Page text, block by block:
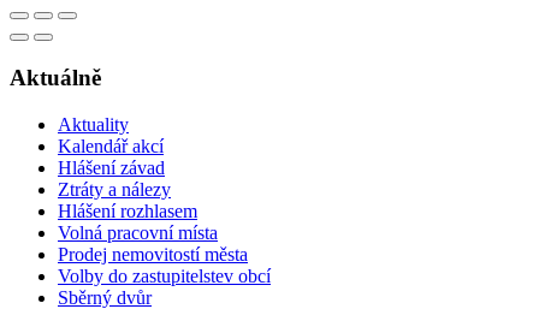
Aktuálně
Aktuality
Kalendář akcí
Hlášení závad
Ztráty a nálezy
Hlášení rozhlasem
Volná pracovní místa
Prodej nemovitostí města
Volby do zastupitelstev obcí
Sběrný dvůr